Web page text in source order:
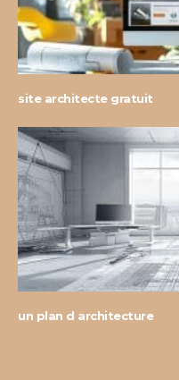
site architecte gratuit
un plan d architecture